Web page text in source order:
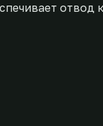
отвод